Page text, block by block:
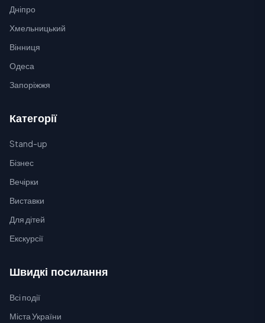
Дніпро
Хмельницький
Вінниця
Одеса
Запоріжжя
Категорії
Stand-up
Бізнес
Вечірки
Виставки
Для дітей
Екскурсії
Швидкі посилання
Всі події
Міста України